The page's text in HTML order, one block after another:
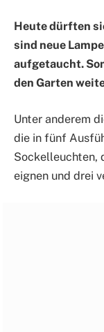
Heute dürften
sind neue
aufgetaucht.
den Garten
Unter anderem
die in fünf
Sockelleuchten,
eignen und drei